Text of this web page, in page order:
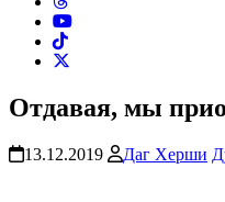
Отдавая, мы
13.12.2019 Даг Херши